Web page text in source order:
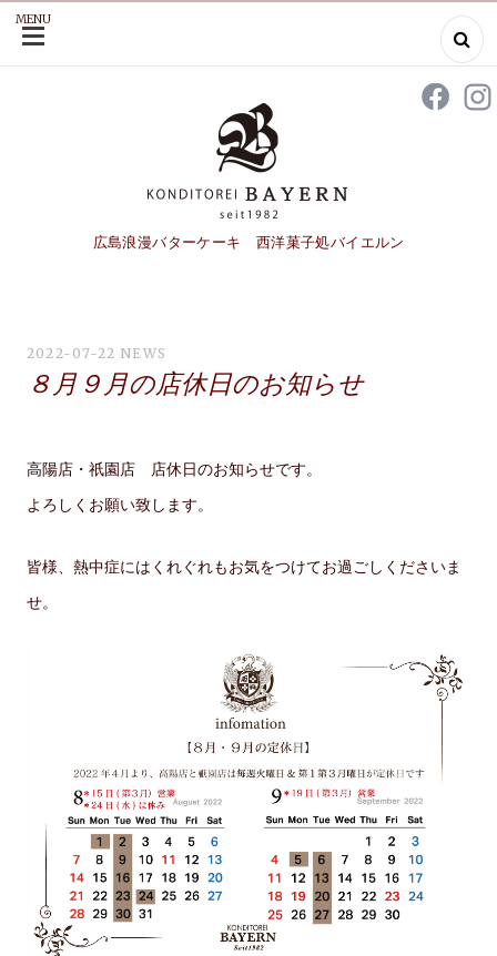
SKIP
CONTENT
広島浪漫バターケーキ 西洋菓子処バイエルン
MENU
2022-07-22 NEWS
８月９月の店休日のお知らせ
高陽店・祇園店 店休日のお知らせです。
よろしくお願い致します。
皆様、熱中症にはくれぐれもお気をつけてお過ごしくださいま
せ。